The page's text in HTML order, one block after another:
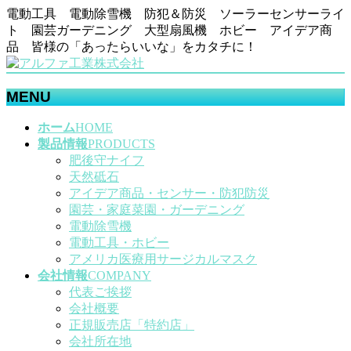
電動工具 電動除雪機 防犯＆防災 ソーラーセンサーライ
ト 園芸ガーデニング 大型扇風機 ホビー アイデア商
品 皆様の「あったらいいな」をカタチに！
MENU
ホームHOME
製品情報PRODUCTS
肥後守ナイフ
天然砥石
アイデア商品・センサー・防犯防災
園芸・家庭菜園・ガーデニング
電動除雪機
電動工具・ホビー
アメリカ医療用サージカルマスク
会社情報COMPANY
代表ご挨拶
会社概要
正規販売店「特約店」
会社所在地